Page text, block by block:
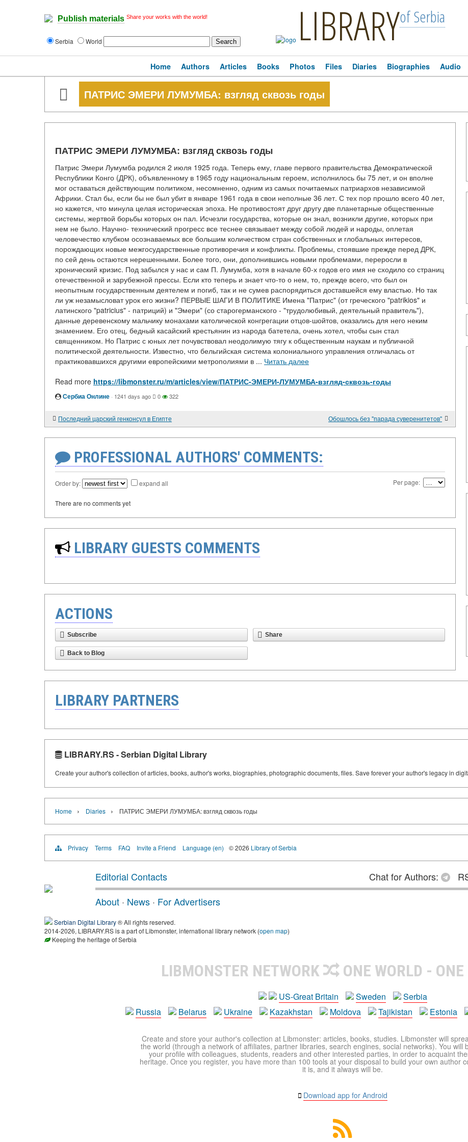
Publish materials Share your works with the world!
Serbia World LIBRARYof Serbia
Home Authors Articles Books Photos Files Diaries Biographies Audio
ПАТРИС ЭМЕРИ ЛУМУМБА: взгляд сквозь годы
ПАТРИС ЭМЕРИ ЛУМУМБА: взгляд сквозь годы
Патрис Эмери Лумумба родился 2 июля 1925 года. Теперь ему, главе первого правительства Демократической
Республики Конго (ДРК), объявленному в 1965 году национальным героем, исполнилось бы 75 лет, и он вполне
мог оставаться действующим политиком, несомненно, одним из самых почитаемых патриархов независимой
Африки. Стал бы, если бы не был убит в январе 1961 года в свои неполные 36 лет. С тех пор прошло всего 40 лет,
но кажется, что минула целая историческая эпоха. Не противостоят друг другу две планетарные общественные
системы, жертвой борьбы которых он пал. Исчезли государства, которые он знал, возникли другие, которых при
нем не было. Научно- технический прогресс все теснее связывает между собой людей и народы, оплетая
человечество клубком осознаваемых все большим количеством стран собственных и глобальных интересов,
порождающих новые межгосударственные противоречия и конфликты. Проблемы, стоявшие прежде перед ДРК,
по сей день остаются нерешенными. Более того, они, дополнившись новыми проблемами, переросли в
хронический кризис. Под забылся у нас и сам П. Лумумба, хотя в начале 60-х годов его имя не сходило со страниц
отечественной и зарубежной прессы. Если кто теперь и знает что-то о нем, то, прежде всего, что был он
неопытным государственным деятелем и погиб, так и не сумев распорядиться доставшейся ему властью. Но так
ли уж незамысловат урок его жизни? ПЕРВЫЕ ШАГИ В ПОЛИТИКЕ Имена "Патрис" (от греческого "patrikios" и
латинского "patricius" - патриций) и "Эмери" (со старогерманского - "трудолюбивый, деятельный правитель"),
данные деревенскому мальчику монахами католической конгрегации отцов-шойтов, оказались для него неким
знамением. Его отец, бедный касайский крестьянин из народа батетела, очень хотел, чтобы сын стал
священником. Но Патрис с юных лет почувствовал неодолимую тягу к общественным наукам и публичной
политической деятельности. Известно, что бельгийская система колониального управления отличалась от
практиковавшихся другими европейскими метрополиями в ... Читать далее
Read more https://libmonster.ru/m/articles/view/ПАТРИС-ЭМЕРИ-ЛУМУМБА-взгляд-сквозь-годы
Сербиа Онлине · 1241 days ago 0 322
Последний царский генконсул в Египте Обошлось без "парада суверенитетов"
PROFESSIONAL AUTHORS' COMMENTS:
Order by: expand all Per page:
There are no comments yet
LIBRARY GUESTS COMMENTS
ACTIONS
Subscribe Share
Back to Blog
LIBRARY PARTNERS
LIBRARY.RS - Serbian Digital Library
Create your author's collection of articles, books, author's works, biographies, photographic documents, files. Save forever your author's legacy in
Home › Diaries › ПАТРИС ЭМЕРИ ЛУМУМБА: взгляд сквозь годы
Privacy Terms FAQ Invite a Friend Language (en) © 2026 Library of Serbia
Editorial Contacts Chat for Authors:
About · News · For Advertisers
Serbian Digital Library® All rights reserved.
2014-2026, LIBRARY.RS is a part of Libmonster, international library network (open map)
Keeping the heritage of Serbia
LIBMONSTER NETWORK ONE WORLD - ONE
US-Great Britain Sweden
Serbia
Russia
Belarus Ukraine Kazakhstan Moldova Tajikistan Estonia
Create and store your author's collection at Libmonster: articles, books, studies. Libmonster will
the world (through a network of affiliates, partner libraries, search engines, social networks). You will
your profile with colleagues, students, readers and other interested parties, in order to acquaint
heritage. Once you register, you have more than 100 tools at your disposal to build your own author
it is, and it always will be.
Download app for Android